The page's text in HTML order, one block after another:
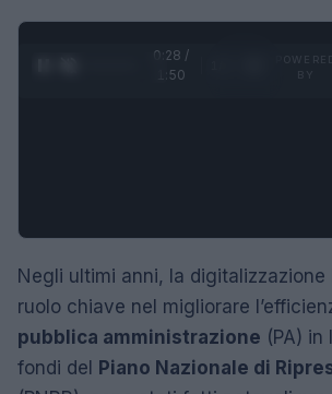
0:29 /
1:50
Negli ultimi anni, la digitalizzazione
ruolo chiave nel migliorare
pubblica amministrazione (PA) in
fondi del Piano Nazionale di